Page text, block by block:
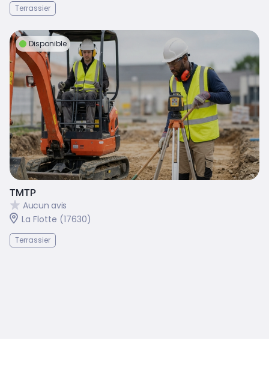
Terrassier
Disponible
TMTP
Aucun avis
La Flotte (17630)
Terrassier